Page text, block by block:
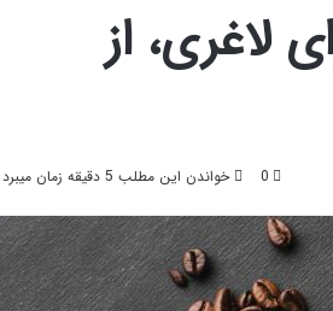
لاغری، از
0 خواندن این مطلب 5 دقیقه زمان میبرد
آموزش
مهر 8, 1404
آموزش شکستن قولنج در خانه